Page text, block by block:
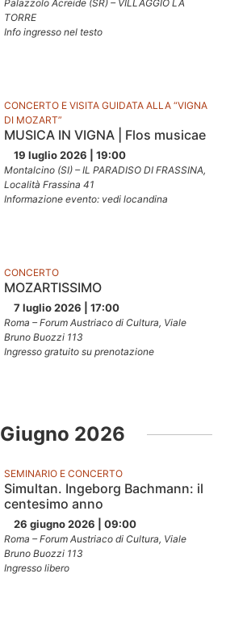
Palazzolo Acreide (SR) – VILLAGGIO LA
TORRE
Info ingresso nel testo
CONCERTO E VISITA GUIDATA ALLA “VIGNA
DI MOZART”
MUSICA IN VIGNA | Flos musicae
19 luglio 2026 | 19:00
Montalcino (SI) – IL PARADISO DI FRASSINA,
Località Frassina 41
Informazione evento: vedi locandina
CONCERTO
MOZARTISSIMO
7 luglio 2026 | 17:00
Roma – Forum Austriaco di Cultura, Viale
Bruno Buozzi 113
Ingresso gratuito su prenotazione
Giugno 2026
SEMINARIO E CONCERTO
Simultan. Ingeborg Bachmann: il
centesimo anno
26 giugno 2026 | 09:00
Roma – Forum Austriaco di Cultura, Viale
Bruno Buozzi 113
Ingresso libero